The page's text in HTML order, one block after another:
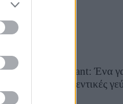
Tsapis Restaurant: Ένα
ταξίδι στις αυθεντικές
Σίφνου!